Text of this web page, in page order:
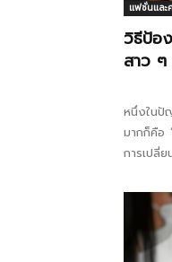
แฟชั่นและ
วิธีป้อ
สาว
หนึ่งในปั
มากก็คือ
การเปลี่